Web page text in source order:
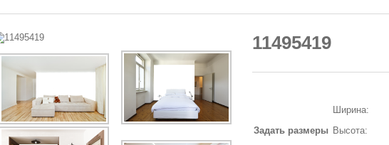
11495419
Задать размеры
Ширина:
Высота: